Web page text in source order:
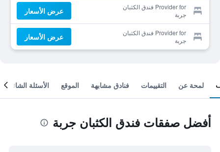
Provider for فندق الكثبان
جربة
عرض الأسعار
Provider for فندق الكثبان
جربة
عرض الأسعار
لمحة عن التقييمات فنادق مشابهة الموقع الأسئلة الشائعة
أفضل صفقات فندق الكثبان جربة